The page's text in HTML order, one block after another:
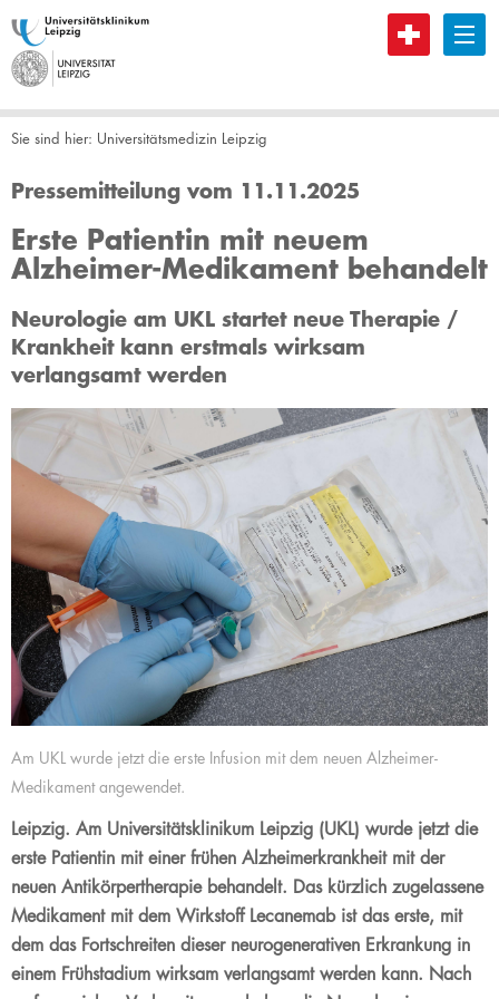
B
Sie sind hier: Universitätsmedizin Leipzig
Pressemitteilung vom 11.11.2025
Erste Patientin mit neuem
Alzheimer-Medikament behandelt
Neurologie am UKL startet neue Therapie /
Krankheit kann erstmals wirksam
verlangsamt werden
Am UKL wurde jetzt die erste Infusion mit dem neuen Alzheimer-
Medikament angewendet.
Leipzig. Am Universitätsklinikum Leipzig (UKL) wurde jetzt die
erste Patientin mit einer frühen Alzheimerkrankheit mit der
neuen Antikörpertherapie behandelt. Das kürzlich zugelassene
Medikament mit dem Wirkstoff Lecanemab ist das erste, mit
dem das Fortschreiten dieser neurogenerativen Erkrankung in
einem Frühstadium wirksam verlangsamt werden kann. Nach